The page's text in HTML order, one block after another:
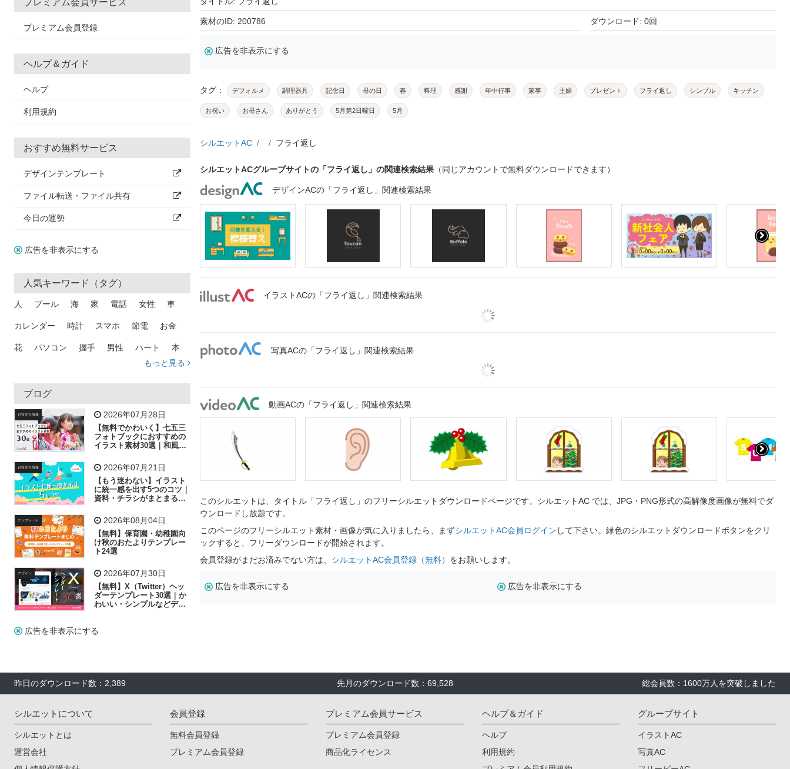
プレミアム会員登録
ヘルプ＆ガイド
ヘルプ
利用規約
おすすめ無料サービス
デザインテンプレート
ファイル転送・ファイル共有
今日の運勢
広告を非表示にする
人気キーワード（タグ）
人 プール 海 家 電話 女性 車
カレンダー 時計 スマホ 節電 お金
花 パソコン 握手 男性 ハート 本
トラック 木
吹き出し
飛行機 グラフ ビル 魚 家族 書類
歩く 工場 会社 太陽 キラキラ
子供 作業員 相談 ピクトグラム
もっと見る
ブログ
お役立ち情報 2026年07月28日
【無料でかわいく】七五三
フォトブックにおすすめの
イラスト素材30選｜和風の
お役立ち情報 2026年07月21日
【もう迷わない】イラスト
に統一感を出す5つのコツ｜
資料・チラシがまとまるフ
テンプレート 2026年08月04日
【無料】保育園・幼稚園向
け秋のおたよりテンプレー
ト24選
デザイン 2026年07月30日
【無料】X（Twitter）ヘッ
ダーテンプレート30選｜か
わいい・シンプルなどデザ
広告を非表示にする
素材のID: 200786 ダウンロード: 0回
広告を非表示にする
タグ： デフォルメ 調理器具 記念日 母の日 春 料理 感謝 年中行事 家事 主婦 プレゼント フライ返し シンプル キッチン
お祝い お母さん ありがとう 5月第2日曜日 5月
シルエットAC フライ返し
シルエットACグループサイトの「フライ返し」の関連検索結果 （同じアカウントで無料ダウンロードできます）
デザインACの「フライ返し」関連検索結果
イラストACの「フライ返し」関連検索結果
写真ACの「フライ返し」関連検索結果
動画ACの「フライ返し」関連検索結果
このシルエットは、タイトル「フライ返し」のフリーシルエットダウンロードページです。シルエットAC では、JPG・PNG形式の高解像度画像が無料でダ
ウンロードし放題です。
このページのフリーシルエット素材・画像が気に入りましたら、まずシルエットAC会員ログイン して下さい。緑色のシルエットダウンロードボタンをクリ
ックすると、フリーダウンロードが開始されます。
会員登録がまだお済みでない方は、 シルエットAC会員登録（無料） をお願いします。
広告を非表示にする 広告を非表示にする
昨日のダウンロード数：2,389 先月のダウンロード数：69,528 総会員数：1600万人を突破しました
シルエットについて
シルエットとは
運営会社
会員登録
無料会員登録
プレミアム会員登録
プレミアム会員サービス
プレミアム会員登録
商品化ライセンス
ヘルプ＆ガイド
ヘルプ
利用規約
グループサイト
イラストAC
写真AC